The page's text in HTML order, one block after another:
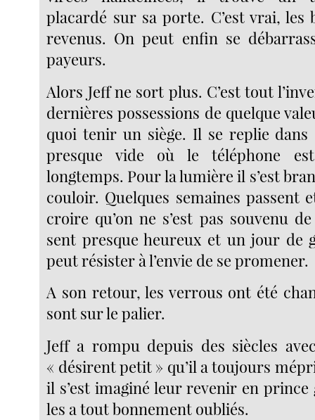
placardé sur sa porte. C’est vrai, les
revenus. On peut enfin se
payeurs.
Alors Jeff ne sort plus. C’est tout
dernières possessions de quelque
quoi tenir un siège. Il se replie dans
presque vide où le téléphone
longtemps. Pour la lumière il s’est
couloir. Quelques semaines passent
croire qu’on ne s’est pas souvenu
sent presque heureux et un jour de
peut résister à l’envie de se promener.
A son retour, les verrous ont été
sont sur le palier.
Jeff a rompu depuis des siècles
« désirent petit » qu’il a toujours
il s’est imaginé leur revenir en
les a tout bonnement oubliés.